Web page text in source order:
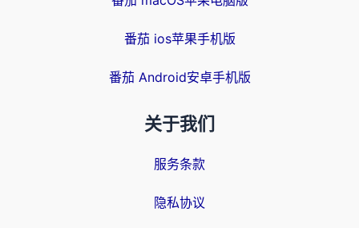
番茄 ios苹果手机版
番茄 Android安卓手机版
关于我们
服务条款
隐私协议